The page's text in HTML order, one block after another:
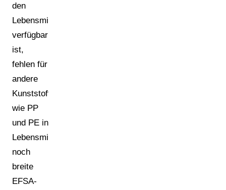
den
Lebensmittelkontakt
verfügbar
ist,
fehlen für
andere
Kunststoffe
wie PP
und PE in
Lebensmittelkontaktqualität
noch
breite
EFSA-